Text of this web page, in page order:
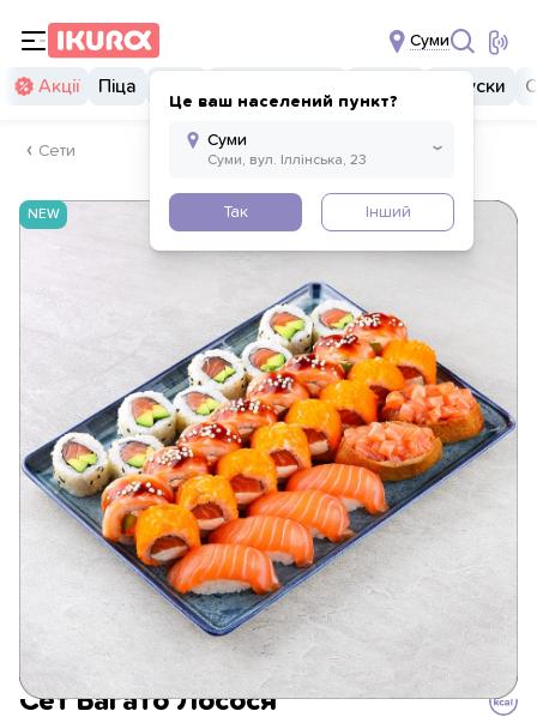
Суми
Це ваш населений пункт?
Так Інший
Акції Піца Закуски
Сети
NEW
Сет Багато Лосося